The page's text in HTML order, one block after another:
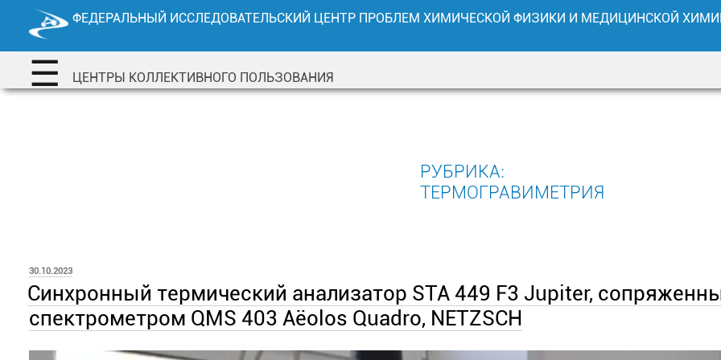
Перейти
содержимому
ФЕДЕРАЛЬНЫЙ ИССЛЕДОВАТЕЛЬСКИЙ ЦЕНТР ПРОБЛЕМ ХИМИЧЕСКОЙ ФИЗИКИ И МЕДИЦИНСКОЙ
☰ ЦЕНТРЫ КОЛЛЕКТИВНОГО ПОЛЬЗОВАНИЯ
РУБРИКА:
ТЕРМОГРАВИМЕТРИЯ
ОПУБЛИКОВАНО
30.10.2023
Синхронный термический анализатор STA 449 F3 Jupiter,
спектрометром QMS 403 Aëolos Quadro, NETZSCH